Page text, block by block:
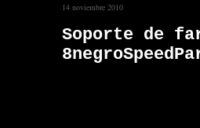
14 noviembre 2010
Soporte de